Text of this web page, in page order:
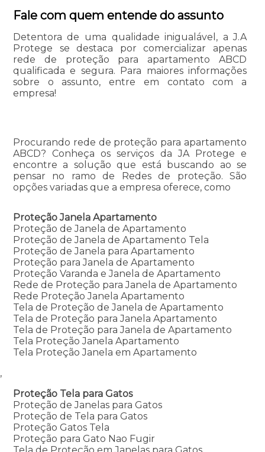
Fale com quem entende do assunto
Detentora de uma qualidade inigualável, a J.A
Protege se destaca por comercializar apenas
rede de proteção para apartamento ABCD
qualificada e segura. Para maiores informações
sobre o assunto, entre em contato com a
empresa!
Procurando rede de proteção para apartamento
ABCD? Conheça os serviços da JA Protege e
encontre a solução que está buscando ao se
pensar no ramo de Redes de proteção. São
opções variadas que a empresa oferece, como
Proteção Janela Apartamento
Proteção de Janela de Apartamento
Proteção de Janela de Apartamento Tela
Proteção de Janela para Apartamento
Proteção para Janela de Apartamento
Proteção Varanda e Janela de Apartamento
Rede de Proteção para Janela de Apartamento
Rede Proteção Janela Apartamento
Tela de Proteção de Janela de Apartamento
Tela de Proteção para Janela Apartamento
Tela de Proteção para Janela de Apartamento
Tela Proteção Janela Apartamento
Tela Proteção Janela em Apartamento
,
Proteção Tela para Gatos
Proteção de Janelas para Gatos
Proteção de Tela para Gatos
Proteção Gatos Tela
Proteção para Gato Nao Fugir